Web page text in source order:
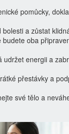
pomůcky,
a zůstat
oba
udržet energii a
přestávky a
své tělo a